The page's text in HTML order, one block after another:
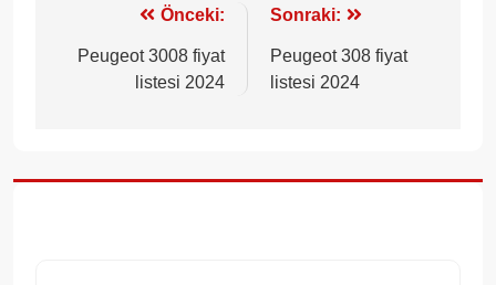
gezinmesi
Önceki:
Peugeot 3008 fiyat
listesi 2024
Sonraki:
Peugeot 308 fiyat
listesi 2024